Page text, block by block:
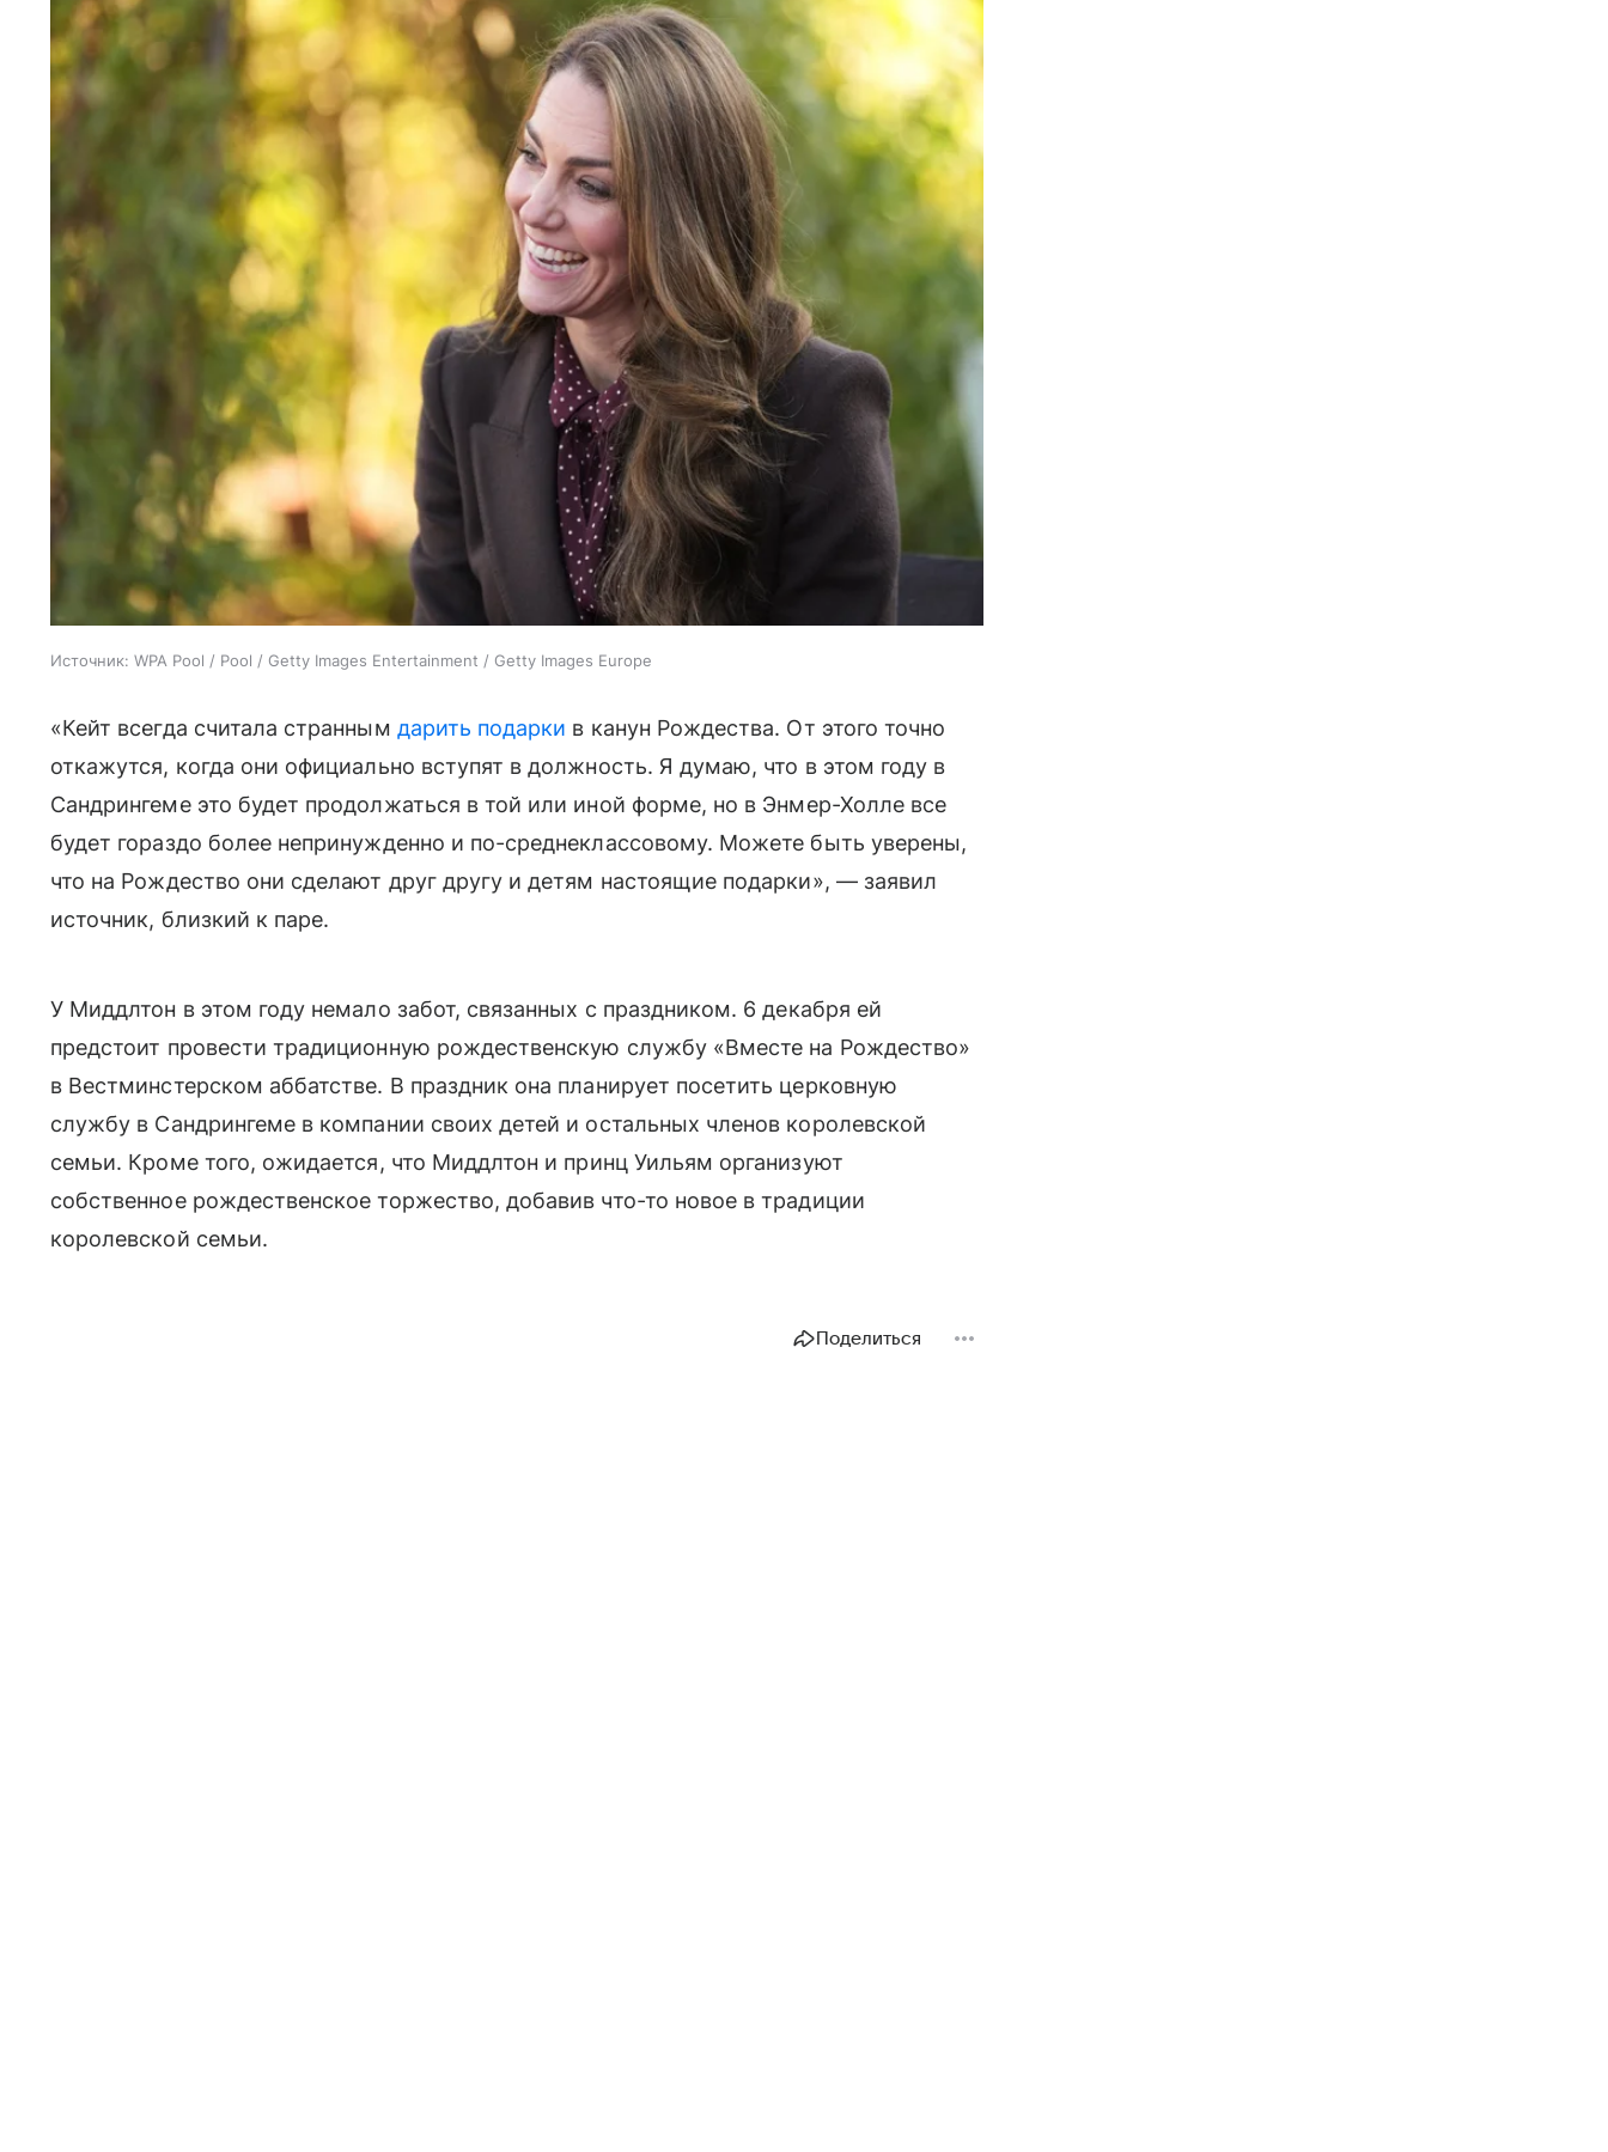
Источник: WPA Pool / Pool / Getty Images Entertainment / Getty Images Europe
«Кейт всегда считала странным дарить подарки в канун Рождества. От этого точно
откажутся, когда они официально вступят в должность. Я думаю, что в этом году в
Сандрингеме это будет продолжаться в той или иной форме, но в Энмер-Холле все
будет гораздо более непринужденно и по-среднеклассовому. Можете быть уверены,
что на Рождество они сделают друг другу и детям настоящие подарки», — заявил
источник, близкий к паре.
У Миддлтон в этом году немало забот, связанных с праздником. 6 декабря ей
предстоит провести традиционную рождественскую службу «Вместе на Рождество»
в Вестминстерском аббатстве. В праздник она планирует посетить церковную
службу в Сандрингеме в компании своих детей и остальных членов королевской
семьи. Кроме того, ожидается, что Миддлтон и принц Уильям организуют
собственное рождественское торжество, добавив что-то новое в традиции
королевской семьи.
Поделиться